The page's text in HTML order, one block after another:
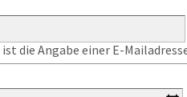
die Angabe einer E-